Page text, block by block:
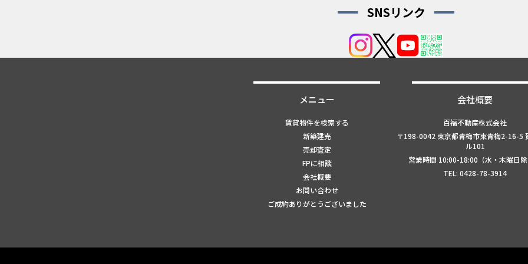
SNSリンク
メニュー
賃貸物件を検索する
新築建売
売却査定
FPに相談
会社概要
お問い合わせ
ご成約ありがとうございました
会社概要
百福不動産株式会社
〒198-0042 東京都青梅市東青梅2-16-5
ル101
営業時間 10:00-18:00（水・木曜日除
TEL: 0428-78-3914